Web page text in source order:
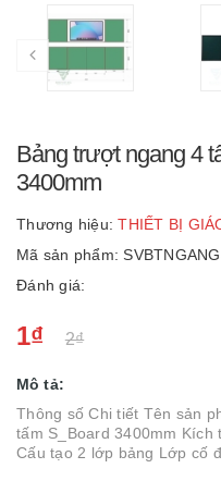
Bảng trượt ngang 4
3400mm
Thương hiệu: THIẾT BỊ
Mã sản phẩm:
Đánh giá:
1₫ 2₫
Mô tả:
Thông số Chi tiết Tên sản phẩm Bảng trượt ngang đa năng 4
tấm S_Board 3400mm Kích thước tổng thể 1220 x 3400 mm
Cấu tạo 2 lớp bảng Lớp cố định 2 bảng thép từ 1220 x 1000